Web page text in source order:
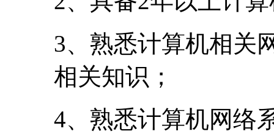
3、熟悉计算机相关
相关知识；
4、熟悉计算机网络